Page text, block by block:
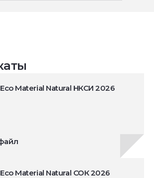
Material Natural НКСИ 2026
Material Natural СОК 2026